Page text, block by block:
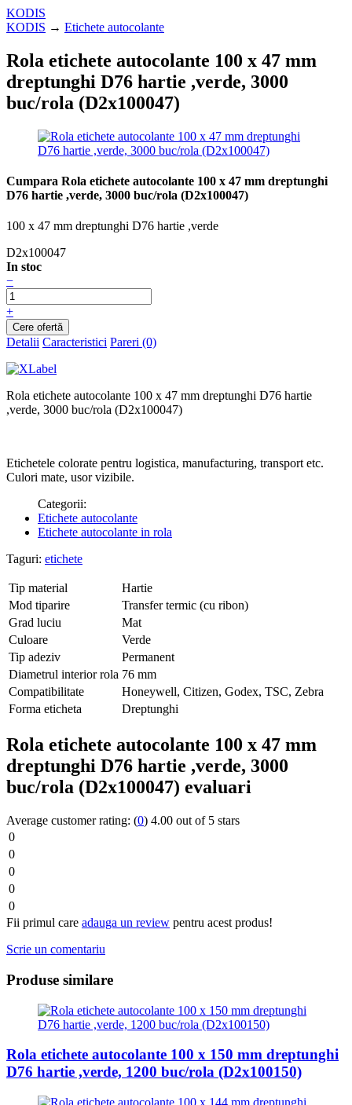
KODIS
KODIS → Etichete autocolante
Rola etichete autocolante 100 x 47 mm
dreptunghi D76 hartie ,verde, 3000
buc/rola (D2x100047)
Cumpara Rola etichete autocolante 100 x 47 mm dreptunghi
D76 hartie ,verde, 3000 buc/rola (D2x100047)
100 x 47 mm dreptunghi D76 hartie ,verde
D2x100047
In stoc
−
+
Detalii Caracteristici Pareri (0)
Rola etichete autocolante 100 x 47 mm dreptunghi D76 hartie
,verde, 3000 buc/rola (D2x100047)
Etichetele colorate pentru logistica, manufacturing, transport etc.
Culori mate, usor vizibile.
Categorii:
Etichete autocolante
Etichete autocolante in rola
Taguri: etichete
Tip material
Hartie
Mod tiparire
Transfer termic (cu ribon)
Grad luciu
Mat
Culoare
Verde
Tip adeziv
Permanent
Diametrul interior rola 76 mm
Compatibilitate
Honeywell, Citizen, Godex, TSC, Zebra
Forma eticheta
Dreptunghi
Rola etichete autocolante 100 x 47 mm
dreptunghi D76 hartie ,verde, 3000
buc/rola (D2x100047) evaluari
Average customer rating: (0) 4.00 out of 5 stars
0
0
0
0
0
Fii primul care adauga un review pentru acest produs!
Scrie un comentariu
Produse similare
Rola etichete autocolante 100 x 150 mm dreptunghi
D76 hartie ,verde, 1200 buc/rola (D2x100150)